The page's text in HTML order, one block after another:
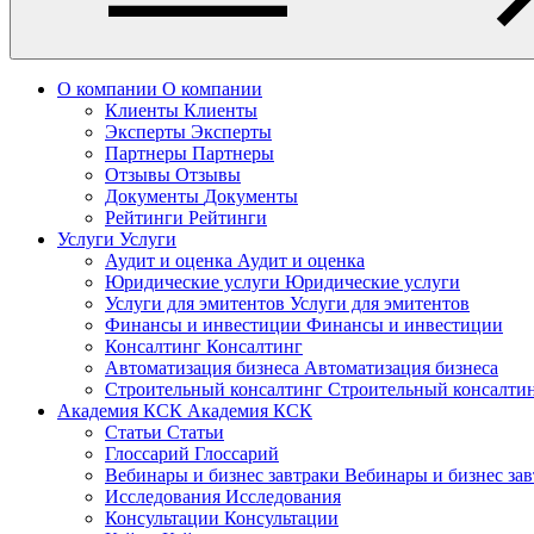
О компании О компании
Клиенты Клиенты
Эксперты Эксперты
Партнеры Партнеры
Отзывы Отзывы
Документы Документы
Рейтинги Рейтинги
Услуги Услуги
Аудит и оценка Аудит и оценка
Юридические услуги Юридические услуги
Услуги для эмитентов Услуги для эмитентов
Финансы и инвестиции Финансы и инвестиции
Консалтинг Консалтинг
Автоматизация бизнеса Автоматизация бизнеса
Строительный консалтинг Строительный
Академия КСК Академия КСК
Статьи Статьи
Глоссарий Глоссарий
Вебинары и бизнес завтраки Вебинары и бизнес
Исследования Исследования
Консультации Консультации